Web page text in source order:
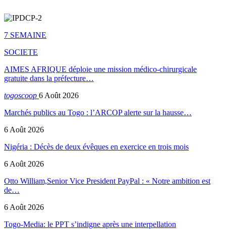
7 SEMAINE
SOCIETE
AIMES AFRIQUE déploie une mission médico-chirurgicale
gratuite dans la préfecture…
togoscoop 6 Août 2026
Marchés publics au Togo : l’ARCOP alerte sur la hausse…
6 Août 2026
Nigéria : Décès de deux évêques en exercice en trois mois
6 Août 2026
Otto William,Senior Vice President PayPal : « Notre ambition est
de…
6 Août 2026
Togo-Media: le PPT s’indigne après une interpellation